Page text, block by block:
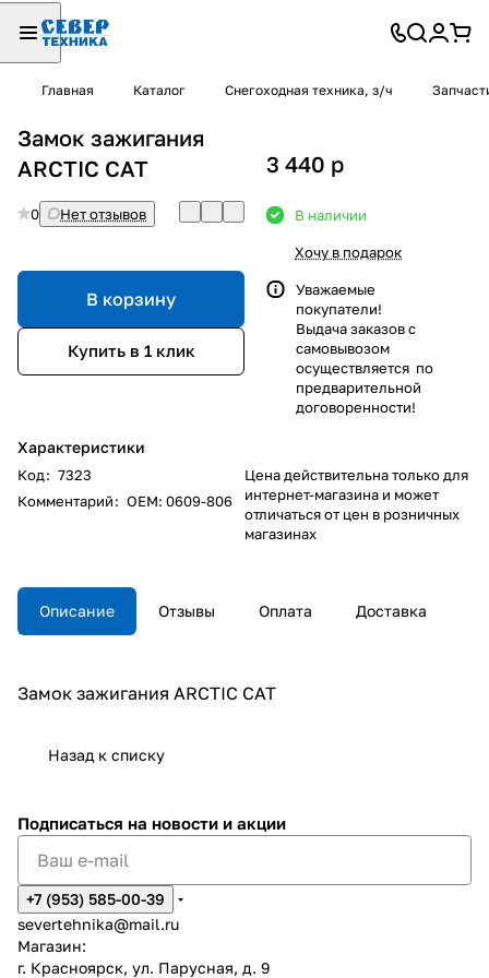
Главная Каталог Снегоходная техника, з/ч
Замок зажигания
ARCTIC CAT
0 Нет отзывов
В корзину
Купить в 1 клик
Характеристики
Код: 7323
Комментарий: OEM: 0609-806
3 440 p
В наличии
Хочу в подарок
Уважаемые
покупатели!
Выдача заказов с
самовывозом
осуществляется по
предварительной
договоренности!
Цена действительна только для
интернет-магазина и может
отличаться от цен в розничных
магазинах
Описание Отзывы Оплата Доставка
Замок зажигания ARCTIC CAT
Назад к списку
Подписаться на новости и акции
+7 (953) 585-00-39
severtehnika@mail.ru
Магазин:
г. Красноярск, ул. Парусная, д. 9